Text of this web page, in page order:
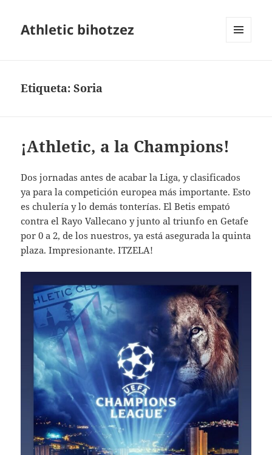
Athletic bihotzez
Etiqueta:Soria
¡Athletic, a la Champions!
Dos jornadas antes de acabar la Liga, y clasificados
ya para la competición europea más importante. Esto
es chulería y lo demás tonterías. El Betis empató
contra el Rayo Vallecano y junto al triunfo en Getafe
por 0 a 2, de los nuestros, ya está asegurada la quinta
plaza. Impresionante. ITZELA!